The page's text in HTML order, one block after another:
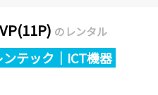
のレンタル
テック｜ICT機器